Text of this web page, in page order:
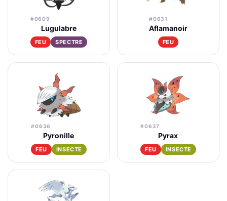
#0609
Lugulabre
FEU SPECTRE
#0631
Aflamanoir
FEU
#0636
Pyronille
FEU INSECTE
#0637
Pyrax
FEU INSECTE